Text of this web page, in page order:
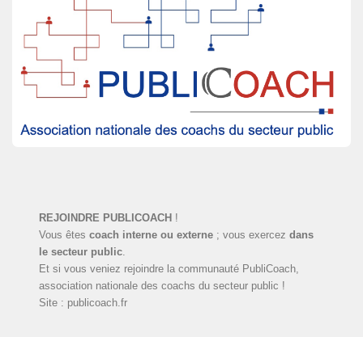
REJOINDRE PUBLICOACH !
Vous êtescoach interne ou externe ; vous exercezdans
le secteur public
Et si vous veniez rejoindre la communauté PubliCoach,
association nationale des coachs du secteur public !
Site : publicoach.fr